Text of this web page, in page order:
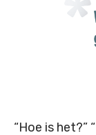
“Hoe is het?”